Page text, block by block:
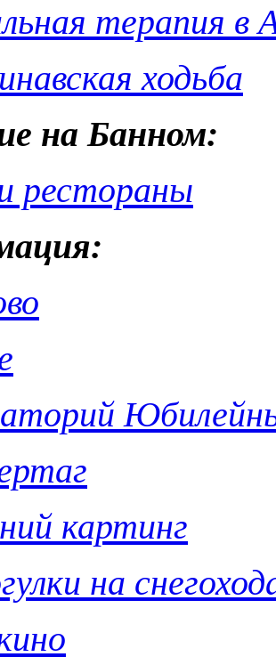
терапия в
ходьба
на Банном:
рестораны
картинг
на